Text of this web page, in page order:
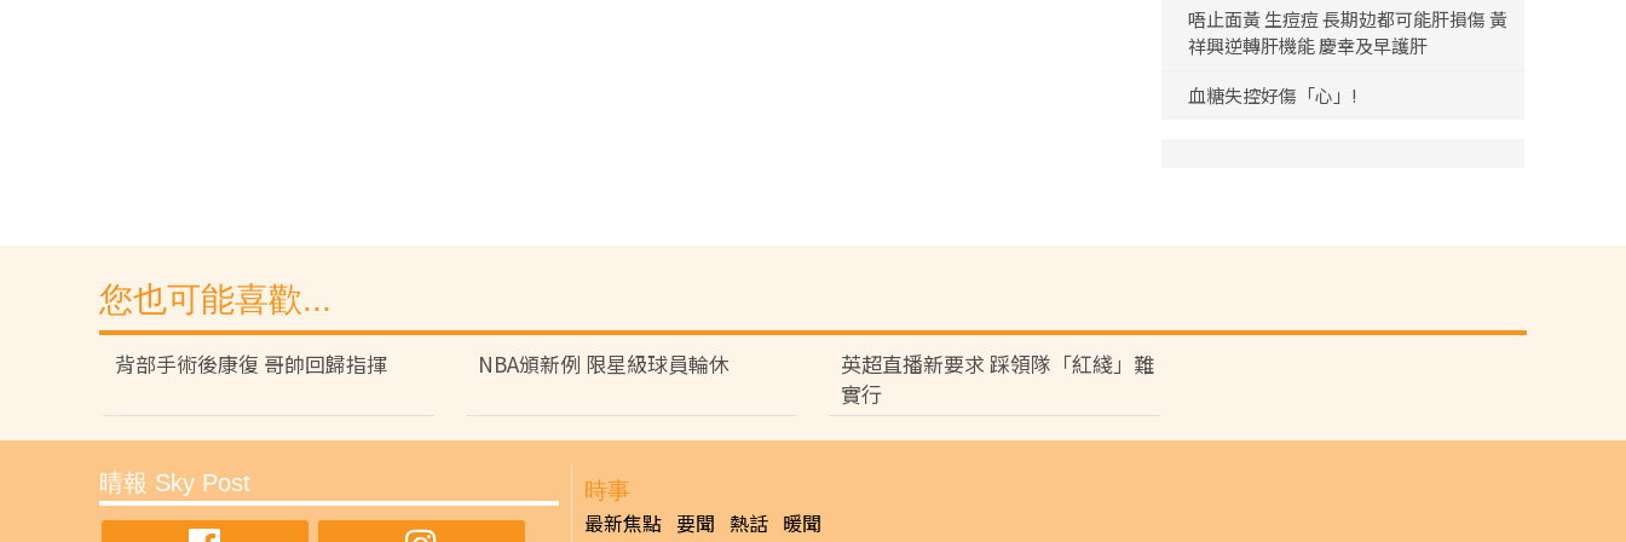
唔止面黃 生痘痘 長期攰都可能肝損傷 黃
祥興逆轉肝機能 慶幸及早護肝
血糖失控好傷「心」!
您也可能喜歡...
背部手術後康復 哥帥回歸指揮 NBA頒新例 限星級球員輪休
英超直播新要求 踩領隊「紅綫」難
實行
晴報 Sky Post 時事
最新焦點 要聞 熱話 暖聞